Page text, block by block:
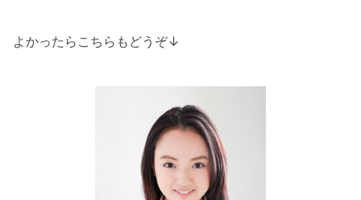
よかったらこちらもどうぞ↓